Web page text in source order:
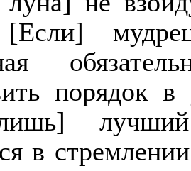
[Если]
порядок
в